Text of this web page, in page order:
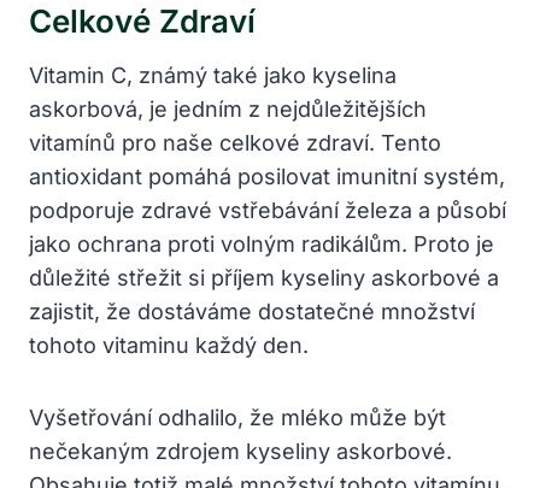
Celkové Zdraví
Vitamin C, známý také jako kyselina
askorbová, je jedním z nejdůležitějších
vitamínů pro naše celkové zdraví. Tento
antioxidant pomáhá posilovat imunitní systém,
podporuje zdravé vstřebávání železa a působí
jako ochrana proti volným radikálům. Proto je
důležité střežit si příjem kyseliny askorbové a
zajistit, že dostáváme dostatečné množství
tohoto vitaminu každý den.
Vyšetřování odhalilo, že mléko může být
nečekaným zdrojem kyseliny askorbové.